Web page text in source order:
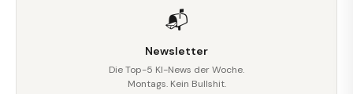
📬
Newsletter
Die Top-5 KI-News der Woche.
Montags. Kein Bullshit.